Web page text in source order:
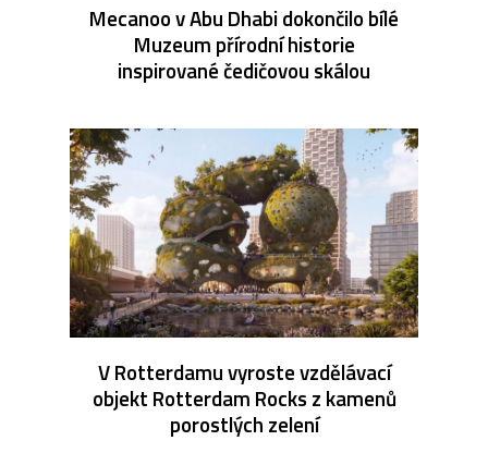
Mecanoo v Abu Dhabi dokončilo bílé
Muzeum přírodní historie
inspirované čedičovou skálou
V Rotterdamu vyroste vzdělávací
objekt Rotterdam Rocks z kamenů
porostlých zelení